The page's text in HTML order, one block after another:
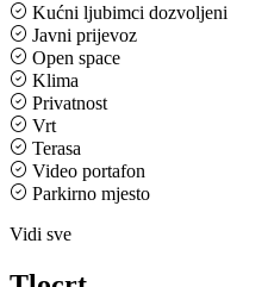
Kućni ljubimci dozvoljeni
Javni prijevoz
Open space
Klima
Privatnost
Vrt
Terasa
Video portafon
Parkirno mjesto
Vidi sve